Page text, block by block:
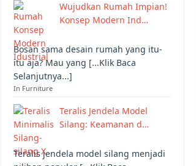
Wujudkan Rumah Impian!
Konsep Modern Ind…
Bosan sama desain rumah yang itu-
itu aja? Mau yang [...Klik Baca
Selanjutnya...]
In Furniture
Teralis Jendela Model
Silang: Keamanan d…
Teralis jendela model silang menjadi